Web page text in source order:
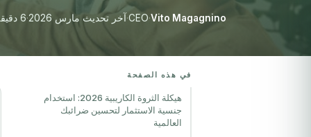
Vito Magagnino
·
CEO
·آخر تحديث مارس 2026 ·6 دقيقة قراءة
في هذه الصفحة
هيكلة الثروة الكاريبية 2026: استخدام
جنسية الاستثمار لتحسين ضرائبك
العالمية